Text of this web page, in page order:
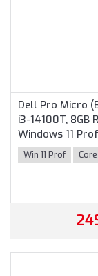
Dell Pro Micro
i3-14100T, 8GB
Windows 11
év helyszíni
Win 11 Prof